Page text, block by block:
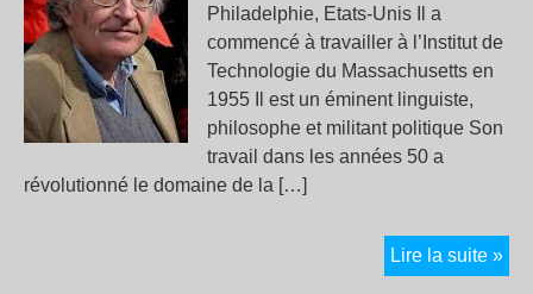
Philadelphie, Etats-Unis Il a
commencé à travailler à l’Institut de
Technologie du Massachusetts en
1955 Il est un éminent linguiste,
philosophe et militant politique Son
travail dans les années 50 a
révolutionné le domaine de la […]
Lire la suite »